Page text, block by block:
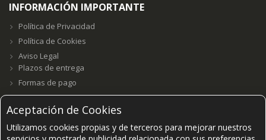
Aceptación de Cookies
Utilizamos cookies propias y de terceros para mejorar nuestros
INFORMACIÓN IMPORTANTE
Política de Privacidad
Política de Cookies
Aviso Legal
Plazos de entrega
Formas de pago
Grupo E23W Distribuciones, S.L. B98123102 ©2021- 2026.